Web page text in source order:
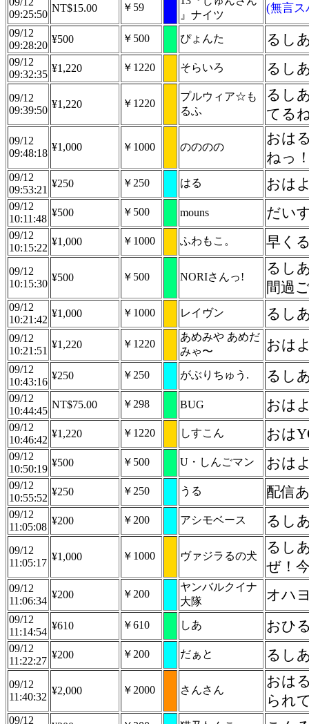
09:25:50
NT$15.00 ￥59
』ナイツ
(無言ス
09/12
09:28:20
¥500 ￥500 ぴょんた るし
09/12
09:32:35
¥1,220 ￥1220 そらいろ るし
09/12
09:39:50
¥1,220 ￥1220
プルウィア☆も
るふ
るし
てる
09/12
09:48:18
¥1,000 ￥1000 のののの
おは
ねっ
09/12
09:53:21
¥250 ￥250 はる おは
09/12
10:11:48
¥500 ￥500 mouns だい
09/12
10:15:22
¥1,000 ￥1000 ふわもこ。 早く
09/12
10:15:30
¥500 ￥500 NORIさんっ!
るし
間過
09/12
10:21:42
¥1,000 ￥1000 レイヴン るし
09/12
10:21:51
¥1,220 ￥1220
あめみや あめだ
みゃ〜
おは
09/12
10:43:16
¥250 ￥250 がぶりちゅう. るし
09/12
10:44:45
NT$75.00 ￥298 BUG おは
09/12
10:46:42
¥1,220 ￥1220 しすこん おは
09/12
10:50:19
¥500 ￥500 U・しんごマン おは
09/12
10:55:52
¥250 ￥250 うる 配信
09/12
11:05:08
¥200 ￥200 アシモベース るし
09/12
11:05:17
¥1,000 ￥1000 ヴァジラるの犬
るし
ぜ！
09/12
11:06:34
¥200 ￥200
ヤンバルクイナ
大隊
オハ
09/12
11:14:54
¥610 ￥610 しあ おひ
09/12
11:22:27
¥200 ￥200 だぁと るし
09/12
11:40:32
¥2,000 ￥2000 さんさん
おは
られ
09/12